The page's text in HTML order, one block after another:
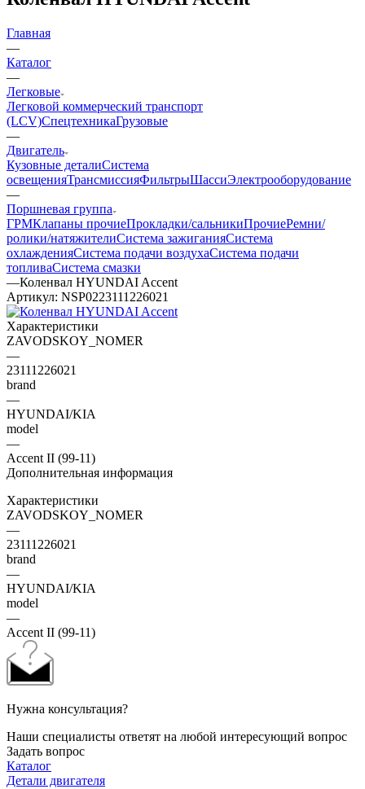
Главная
—
Каталог
—
Легковые
Легковой коммерческий транспорт
(LCV)СпецтехникаГрузовые
—
Двигатель
Кузовные деталиСистема
освещенияТрансмиссияФильтрыШассиЭлектрооборудование
—
Поршневая группа
ГРМКлапаны прочиеПрокладки/сальникиПрочиеРемни/
ролики/натяжителиСистема зажиганияСистема
охлажденияСистема подачи воздухаСистема подачи
топливаСистема смазки
—Коленвал HYUNDAI Accent
Артикул: NSP0223111226021
Характеристики
ZAVODSKOY_NOMER
—
23111226021
brand
—
HYUNDAI/KIA
model
—
Accent II (99-11)
Дополнительная информация
Характеристики
ZAVODSKOY_NOMER
—
23111226021
brand
—
HYUNDAI/KIA
model
—
Accent II (99-11)
Нужна консультация?
Наши специалисты ответят на любой интересующий вопрос
Задать вопрос
Каталог
Детали двигателя